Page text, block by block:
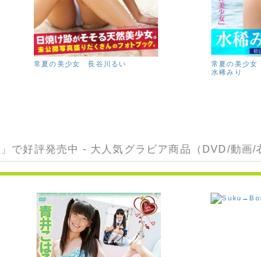
常夏の美少女 長谷川るい
常夏の美少
水稀みり
」で好評発売中 - 大人気グラビア商品（DVD/動画/